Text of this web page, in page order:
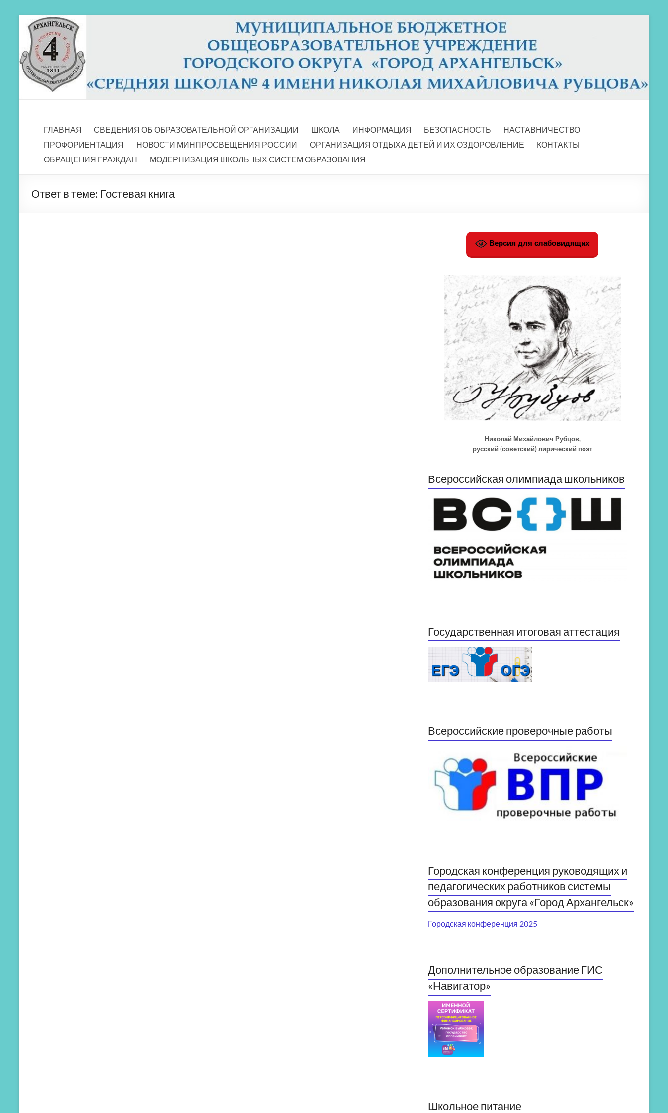
Перейти
содержимому
МБОУ СШ 4
ГЛАВНАЯ
СВЕДЕНИЯ ОБ ОБРАЗОВАТЕЛЬНОЙ ОРГАНИЗАЦИИ ШКОЛА ИНФОРМАЦИЯ БЕЗОПАСНОСТЬ
НАСТАВНИЧЕСТВО
ПРОФОРИЕНТАЦИЯ
НОВОСТИ МИНПРОСВЕЩЕНИЯ РОССИИ ОРГАНИЗАЦИЯ ОТДЫХА ДЕТЕЙ И ИХ ОЗДОРОВЛЕНИЕ
КОНТАКТЫ
ОБРАЩЕНИЯ ГРАЖДАН
МОДЕРНИЗАЦИЯ ШКОЛЬНЫХ СИСТЕМ ОБРАЗОВАНИЯ
Ответ в теме: Гостевая книга
Версия для слабовидящих
Николай Михайлович Рубцов,
русский (советский) лирический поэт
Всероссийская олимпиада школьников
Государственная итоговая аттестация
Всероссийские проверочные работы
Городская конференция руководящих и
педагогических работников системы
образования округа «Город Архангельск»
Городская конференция 2025
Дополнительное образование ГИС
«Навигатор»
Школьное питание